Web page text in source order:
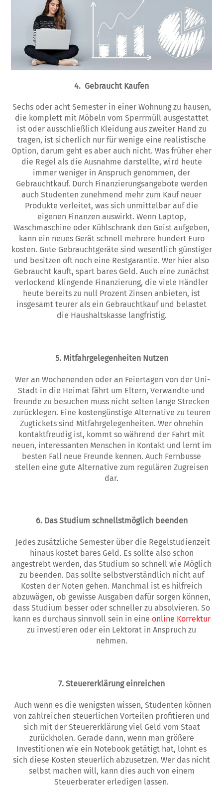
4. Gebraucht Kaufen
Sechs oder acht Semester in einer Wohnung zu hausen,
die komplett mit Möbeln vom Sperrmüll ausgestattet
ist oder ausschließlich Kleidung aus zweiter Hand zu
tragen, ist sicherlich nur für wenige eine realistische
Option, darum geht es aber auch nicht. Was früher eher
die Regel als die Ausnahme darstellte, wird heute
immer weniger in Anspruch genommen, der
Gebrauchtkauf. Durch Finanzierungsangebote werden
auch Studenten zunehmend mehr zum Kauf neuer
Produkte verleitet, was sich unmittelbar auf die
eigenen Finanzen auswirkt. Wenn Laptop,
Waschmaschine oder Kühlschrank den Geist aufgeben,
kann ein neues Gerät schnell mehrere hundert Euro
kosten. Gute Gebrauchtgeräte sind wesentlich günstiger
und besitzen oft noch eine Restgarantie. Wer hier also
Gebraucht kauft, spart bares Geld. Auch eine zunächst
verlockend klingende Finanzierung, die viele Händler
heute bereits zu null Prozent Zinsen anbieten, ist
insgesamt teurer als ein Gebrauchtkauf und belastet
die Haushaltskasse langfristig.
5. Mitfahrgelegenheiten Nutzen
Wer an Wochenenden oder an Feiertagen von der Uni-
Stadt in die Heimat fährt um Eltern, Verwandte und
freunde zu besuchen muss nicht selten lange Strecken
zurücklegen. Eine kostengünstige Alternative zu teuren
Zugtickets sind Mitfahrgelegenheiten. Wer ohnehin
kontaktfreudig ist, kommt so während der Fahrt mit
neuen, interessanten Menschen in Kontakt und lernt im
besten Fall neue Freunde kennen. Auch Fernbusse
stellen eine gute Alternative zum regulären Zugreisen
dar.
6. Das Studium schnellstmöglich beenden
Jedes zusätzliche Semester über die Regelstudienzeit
hinaus kostet bares Geld. Es sollte also schon
angestrebt werden, das Studium so schnell wie Möglich
zu beenden. Das sollte selbstverständlich nicht auf
Kosten der Noten gehen. Manchmal ist es hilfreich
abzuwägen, ob gewisse Ausgaben dafür sorgen können,
dass Studium besser oder schneller zu absolvieren. So
kann es durchaus sinnvoll sein in eine online Korrektur
zu investieren oder ein Lektorat in Anspruch zu
nehmen.
7. Steuererklärung einreichen
Auch wenn es die wenigsten wissen, Studenten können
von zahlreichen steuerlichen Vorteilen profitieren und
sich mit der Steuererklärung viel Geld vom Staat
zurückholen. Gerade dann, wenn man größere
Investitionen wie ein Notebook getätigt hat, lohnt es
sich diese Kosten steuerlich abzusetzen. Wer das nicht
selbst machen will, kann dies auch von einem
Steuerberater erledigen lassen.